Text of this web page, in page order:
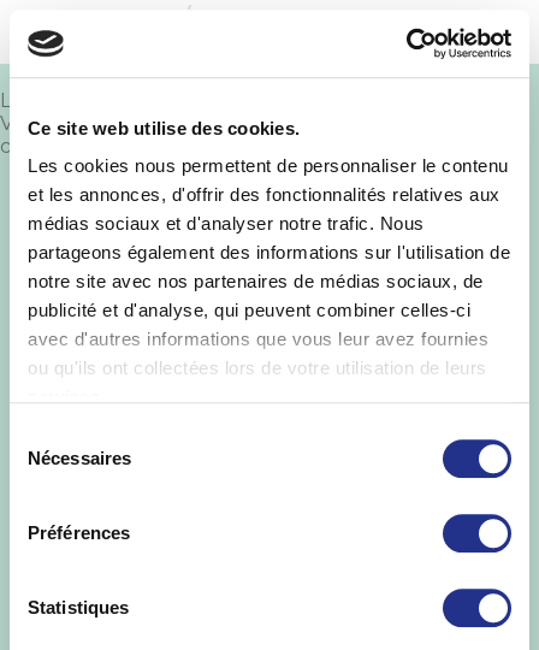
Ce site web utilise des cookies.
Les cookies nous permettent de personnaliser le contenu
et les annonces, d'offrir des fonctionnalités relatives aux
médias sociaux et d'analyser notre trafic. Nous
partageons également des informations sur l'utilisation de
notre site avec nos partenaires de médias sociaux, de
publicité et d'analyse, qui peuvent combiner celles-ci
avec d'autres informations que vous leur avez fournies
ou qu'ils ont collectées lors de votre utilisation de leurs
Nécessaires
Préférences
Statistiques
Laisser un commentaire
Vous devezvous connecterpour publier un
commentaire.
St Yorre © .Informations Légales-Mise en
garde-Politique de protection des
données-Qualités et caractéristiques
environnementales